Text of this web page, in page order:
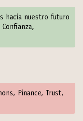
hacia nuestro futuro
Finance, Trust,